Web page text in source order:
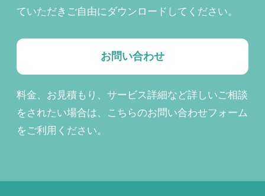
ていただきご自由にダウンロードしてください。
お問い合わせ
料金、お見積もり、サービス詳細など詳しいご相談
をされたい場合は、こちらのお問い合わせフォーム
をご利用ください。